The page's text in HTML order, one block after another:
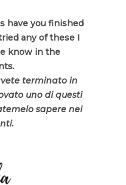
have you finished
any of these I
know in the
terminato in
uno di questi
sapere nei